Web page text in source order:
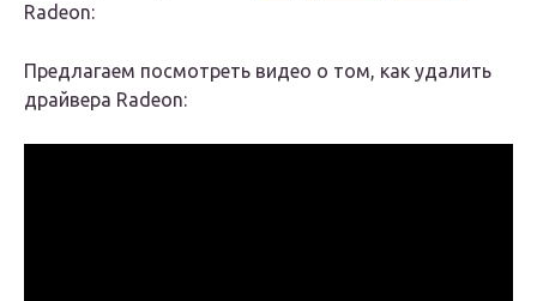
Radeon:
Предлагаем посмотреть видео о том, как удалить
драйвера Radeon: